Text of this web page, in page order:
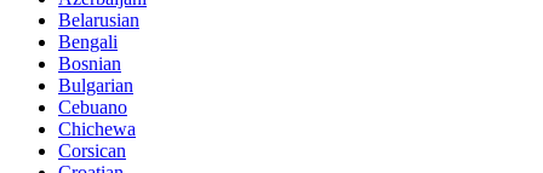
Belarusian
Bengali
Bosnian
Bulgarian
Cebuano
Chichewa
Corsican